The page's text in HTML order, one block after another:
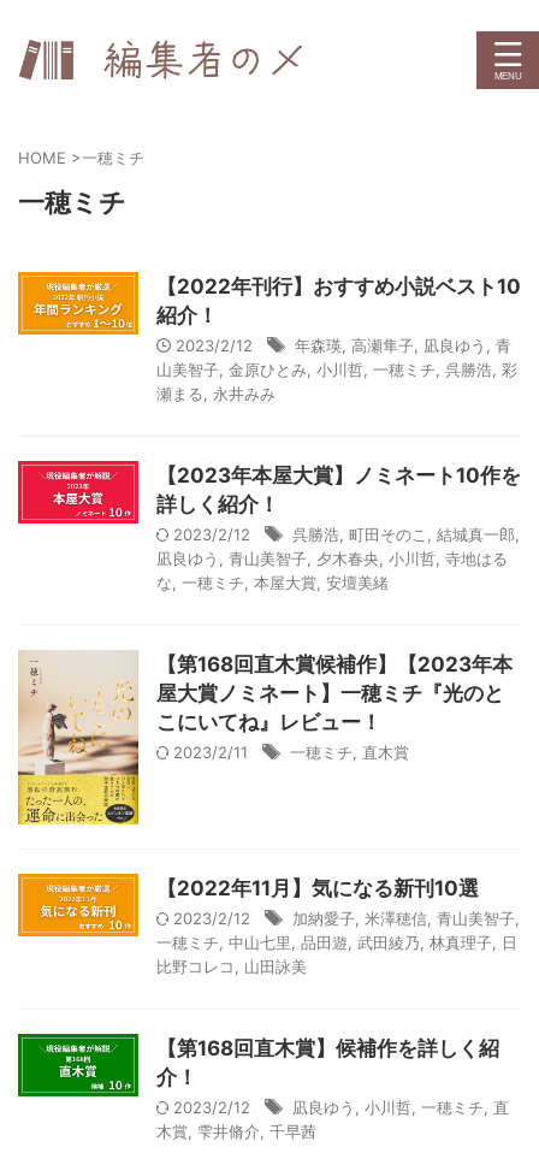
HOME >一穂ミチ
一穂ミチ
【2022年刊行】おすすめ小説ベスト10
紹介！
2023/2/12 年森瑛 高瀬隼子 凪良ゆう
青
山美智子 金原ひとみ 小川哲 一穂ミチ 呉勝浩 彩
瀬まる
永井みみ
【2023年本屋大賞】ノミネート10作を
詳しく紹介！
2023/2/12 呉勝浩 町田そのこ 結城真一郎
凪良ゆう
青山美智子 夕木春央 小川哲 寺地はる
な 一穂ミチ 本屋大賞 安壇美緒
【第168回直木賞候補作】【2023年本
屋大賞ノミネート】一穂ミチ『光のと
こにいてね』レビュー！
2023/2/11 一穂ミチ 直木賞
【2022年11月】気になる新刊10選
2023/2/12 加納愛子 米澤穂信 青山美智子
一穂ミチ 中山七里 品田遊 武田綾乃 林真理子
日
比野コレコ
山田詠美
【第168回直木賞】候補作を詳しく紹
介！
2023/2/12 凪良ゆう 小川哲 一穂ミチ
直
木賞 雫井脩介 千早茜